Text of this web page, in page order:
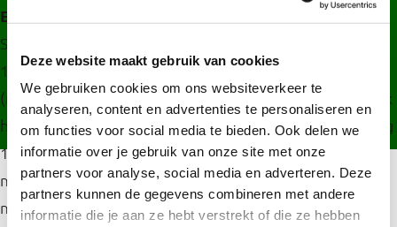
Deze website maakt gebruik van cookies
We gebruiken cookies om ons websiteverkeer te
analyseren, content en advertenties te personaliseren en
om functies voor social media te bieden. Ook delen we
informatie over je gebruik van onze site met onze
partners voor analyse, social media en adverteren. Deze
partners kunnen de gegevens combineren met andere
informatie die je aan ze hebt verstrekt of die ze hebben
Extra foliumzuur en vitamine D3
Slik vanaf het moment dat je zwanger wilt worden tot
10 weken van de zwangerschap elke dag 400 µg
(microgram) foliumzuur. Als je zwanger bent krijg je ook
het advies om tijdens de gehele zwangerschap elke dag
10 µg (microgram) vitamine D te slikken. Als je een
multivitamine voor zwangere vrouwen slikt hoef je niet
meer los foliumzuur en vitamine D te slikken.